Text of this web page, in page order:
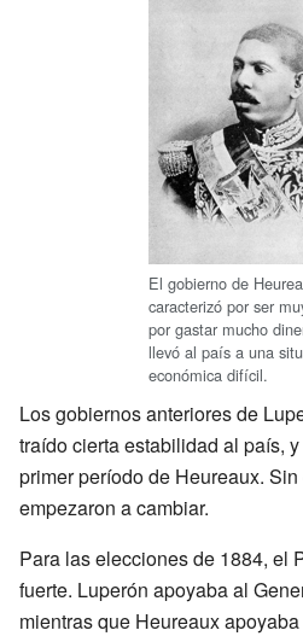
El gobierno de
caracterizó por ser
por gastar mucho
llevó al país a una
económica difícil.
Los gobiernos anteriores de
traído cierta estabilidad al país,
primer período de Heureaux.
empezaron a cambiar.
Para las elecciones de 1884, el
fuerte. Luperón apoyaba al
mientras que Heureaux